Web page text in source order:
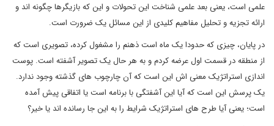
علمی است، یعنی بعد علمی شناخت این تحولات و این که بازیگرها چگونه اند و
ارائه تجزیه و تحلیل مفاهیم کلیدی از این مسائل یک ضرورت است.
در پایان، چیزی که حدودا یک ماه است ذهنم را مشغول کرده، تصویری است که
از منطقه در قسمت اول عرضه کردم و به هر حال یک تصویر آشفته است. پوست
اندازی استراتژیک معنی اش این است که آن چارچوب های گذشته وجود ندارد.
یک پرسش این است که آیا این آشفتگی با برنامه است یا اتفاقی پیش آمده
است؛ یعنی آیا طرح های استراتژیک شرایط را به این جا رسانده اند یا خیر؟